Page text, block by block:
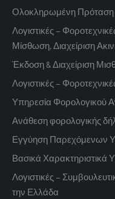
Ολοκληρωμένη Πρόταση
Λογιστικές –
Μίσθωση, Διαχείριση
Έκδοση & Διαχείριση
Λογιστικές –
Υπηρεσία Φορολογικού
Ανάθεση φορολογικής
Εγγύηση Παρεχόμενων
Βασικά Χαρακτηριστικά
Λογιστικές –
την Ελλάδα